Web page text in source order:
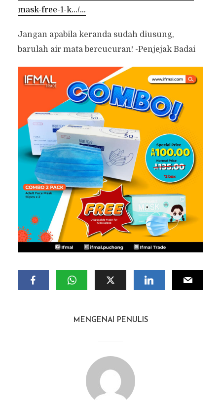
mask-free-1-k…/…
Jangan apabila keranda sudah diusung,
barulah air mata bercucuran! -Penjejak Badai
MENGENAI PENULIS